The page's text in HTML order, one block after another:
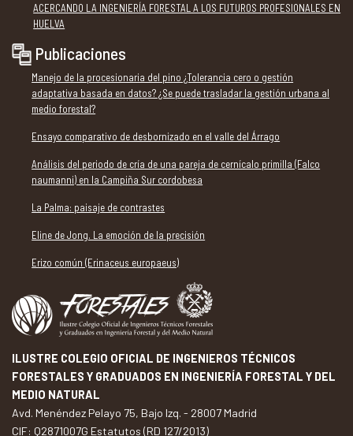
ACERCANDO LA INGENIERÍA FORESTAL A LOS FUTUROS PROFESIONALES EN
HUELVA
Publicaciones
Manejo de la procesionaria del pino ¿Tolerancia cero o gestión
adaptativa basada en datos? ¿Se puede trasladar la gestión urbana al
medio forestal?
Ensayo comparativo de desbornizado en el valle del Árrago
Análisis del periodo de cría de una pareja de cernícalo primilla (Falco
naumanni) en la Campiña Sur cordobesa
La Palma: paisaje de contrastes
Eline de Jong. La emoción de la precisión
Erizo común (Erinaceus europaeus)
ILUSTRE COLEGIO OFICIAL DE INGENIEROS TÉCNICOS
FORESTALES Y GRADUADOS EN INGENIERÍA FORESTAL Y DEL
MEDIO NATURAL
Avd. Menéndez Pelayo 75, Bajo Izq. - 28007 Madrid
CIF: Q2871007G Estatutos (RD 127/2013)